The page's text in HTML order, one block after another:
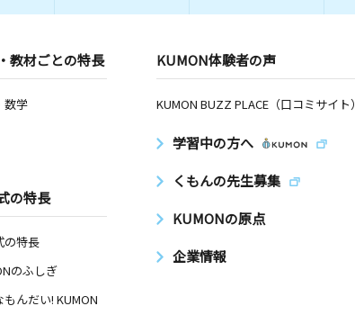
教材ごとの特長
数学
の特長
の特長
のふしぎ
もんだい! KUMON
KUMON体験者の声
KUMON BUZZ PLACE（口コミサイト）
学習中の方へ
くもんの先生募集
KUMONの原点
企業情報